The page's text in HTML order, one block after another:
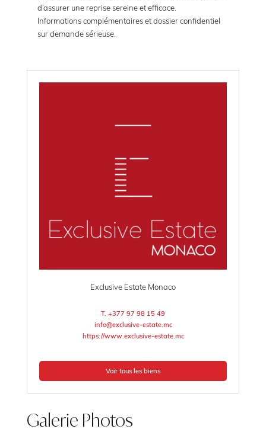
d’assurer une reprise sereine et efficace.
Informations complémentaires et dossier confidentiel
sur demande sérieuse.
Exclusive Estate Monaco
T. +377 97 98 15 49
info@exclusive-estate.mc
https://www.exclusive-estate.mc
Voir tous les biens
Galerie Photos